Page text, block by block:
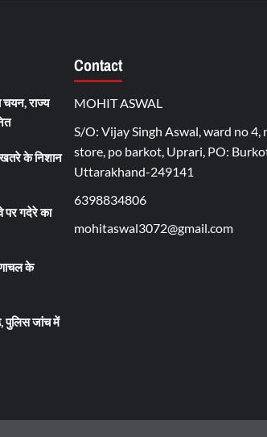
चयन, राज्य
के निशान
पर गदेरे का
के
पुलिस जांच में
Contact
MOHIT ASWAL
S/O: Vijay Singh Aswal, ward no 4,
store, po barkot, Uprari, PO:
Uttarakhand-249141
6398834806
mohitaswal3072@gmail.com